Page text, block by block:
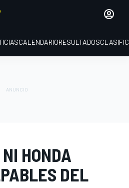
CALENDARIORESULTADOS
HONDA
DEL